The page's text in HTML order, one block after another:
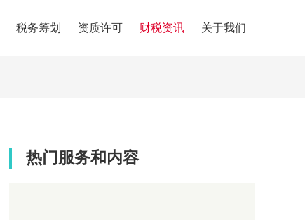
税务筹划 资质许可 财税资讯 关于我们
热门服务和内容